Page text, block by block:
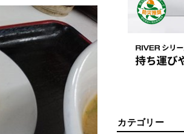
カテゴリー